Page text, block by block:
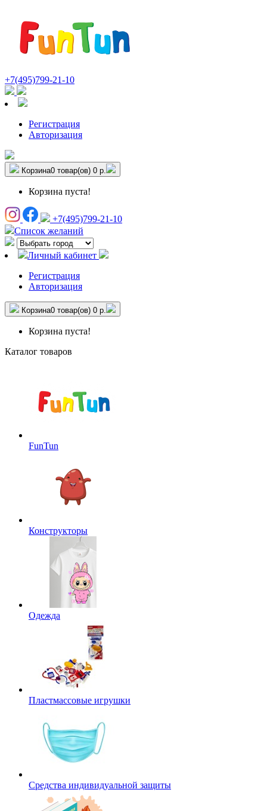
+7(495)799-21-10
Регистрация
Авторизация
Корзина0 товар(ов) 0 р.
Корзина пуста!
+7(495)799-21-10
Список желаний
Личный кабинет
Регистрация
Авторизация
Корзина0 товар(ов) 0 р.
Корзина пуста!
Каталог товаров
FunTun
Конструкторы
Одежда
Пластмассовые игрушки
Средства индивидуальной защиты